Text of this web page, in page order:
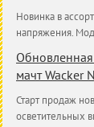
Новинка в
напряжения.
мачт Wacker
Старт продаж
осветительных